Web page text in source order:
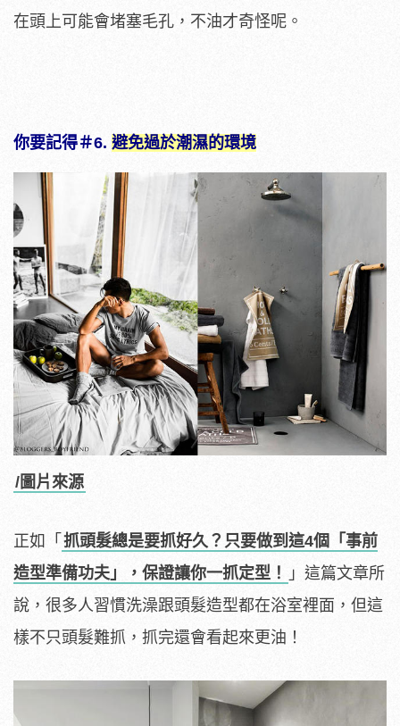
在頭上可能會堵塞毛孔，不油才奇怪呢。
你要記得＃6. 避免過於潮濕的環境
/圖片來源
正如「 抓頭髮總是要抓好久？只要做到這4個「事前
造型準備功夫」，保證讓你一抓定型！
」這篇文章所
說，很多人習慣洗澡跟頭髮造型都在浴室裡面，但這
樣不只頭髮難抓，抓完還會看起來更油！